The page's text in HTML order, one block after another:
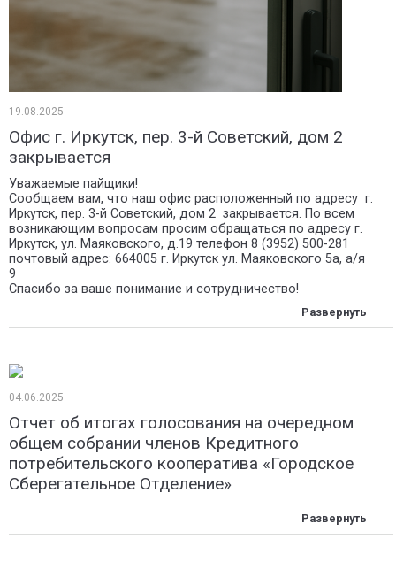
19.08.2025
Офис г. Иркутск, пер. 3-й Советский, дом 2
закрывается
Уважаемые пайщики!
Сообщаем вам, что наш офис расположенный по адресу г.
Иркутск, пер. 3-й Советский, дом 2 закрывается. По всем
возникающим вопросам просим обращаться по адресу г.
Иркутск, ул. Маяковского, д.19 телефон 8 (3952) 500-281
почтовый адрес: 664005 г. Иркутск ул. Маяковского 5а, а/я
9
Спасибо за ваше понимание и сотрудничество!
04.06.2025
Отчет об итогах голосования на очередном
общем собрании членов Кредитного
потребительского кооператива «Городское
Сберегательное Отделение»